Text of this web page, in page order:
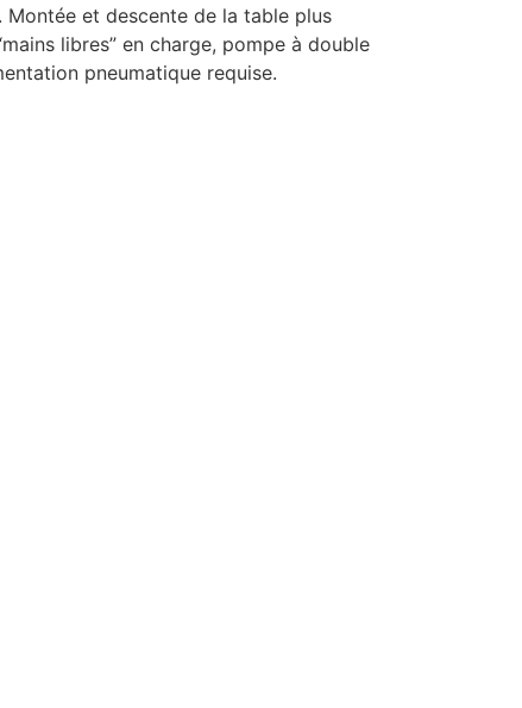
Montée et descente de la table plus
libres” en charge, pompe à double
pneumatique requise.